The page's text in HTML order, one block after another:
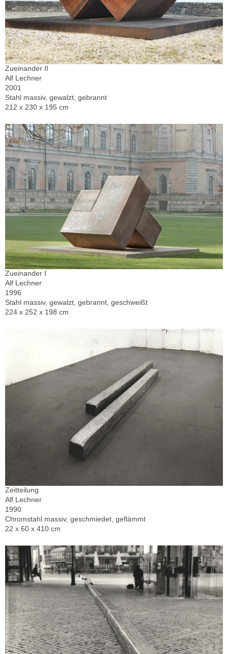
Zueinander II
Alf Lechner
2001
Stahl massiv, gewalzt, gebrannt
212 x 230 x 195 cm
Zueinander I
Alf Lechner
1996
Stahl massiv, gewalzt, gebrannt, geschweißt
224 x 252 x 198 cm
Zeitteilung
Alf Lechner
1990
Chromstahl massiv, geschmiedet, geflämmt
22 x 60 x 410 cm